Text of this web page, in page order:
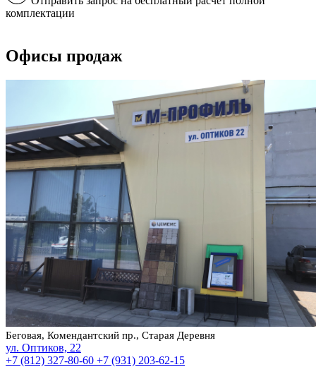
комплектации
Офисы продаж
Беговая, Комендантский пр., Старая Деревня
ул. Оптиков, 22
+7 (812) 327-80-60 +7 (931) 203-62-15